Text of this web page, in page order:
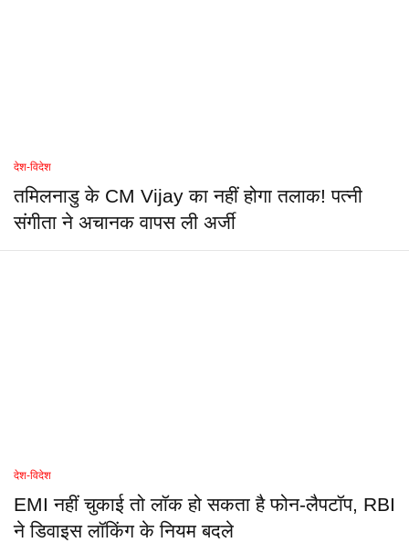
देश-विदेश
तमिलनाडु के CM Vijay का नहीं होगा तलाक! पत्नी
संगीता ने अचानक वापस ली अर्जी
देश-विदेश
EMI नहीं चुकाई तो लॉक हो सकता है फोन-लैपटॉप, RBI
ने डिवाइस लॉकिंग के नियम बदले